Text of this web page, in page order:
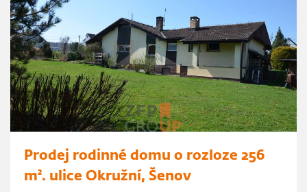
Prodej rodinné domu o rozloze 256
m². ulice Okružní, Šenov